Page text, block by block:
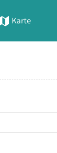
Karte